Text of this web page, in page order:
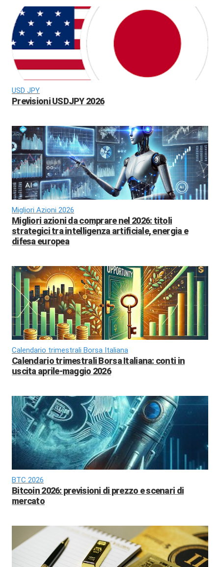
USD JPY
Previsioni USDJPY 2026
Migliori Azioni 2026
Migliori azioni da comprare nel 2026: titoli
strategici tra intelligenza artificiale, energia e
difesa europea
Calendario trimestrali Borsa Italiana
Calendario trimestrali Borsa Italiana: conti in
uscita aprile-maggio 2026
BTC 2026
Bitcoin 2026: previsioni di prezzo e scenari di
mercato